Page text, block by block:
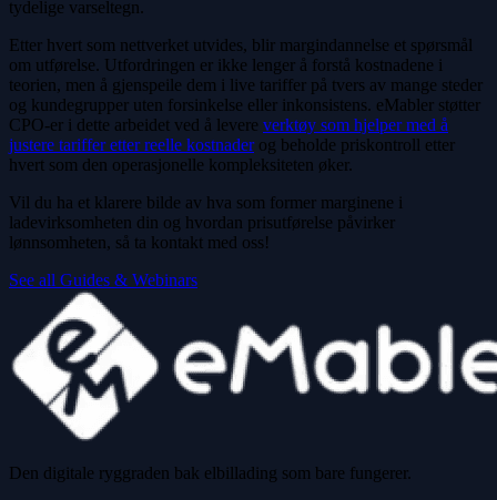
tydelige varseltegn.
Etter hvert som nettverket utvides, blir margindannelse et spørsmål
om utførelse. Utfordringen er ikke lenger å forstå kostnadene i
teorien, men å gjenspeile dem i live tariffer på tvers av mange steder
og kundegrupper uten forsinkelse eller inkonsistens. eMabler støtter
CPO-er i dette arbeidet ved å levere verktøy som hjelper med å
justere tariffer etter reelle kostnaderog beholde priskontroll etter
hvert som den operasjonelle kompleksiteten øker.
Vil du ha et klarere bilde av hva som former marginene i
ladevirksomheten din og hvordan prisutførelse påvirker
lønnsomheten, så ta kontakt med oss!
See all Guides & Webinars
Den digitale ryggraden bak elbillading som bare fungerer.